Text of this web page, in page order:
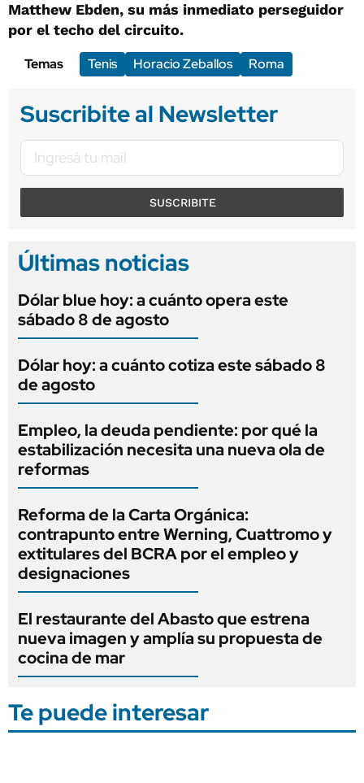
Matthew Ebden, su más inmediato perseguidor
por el techo del circuito.
Temas
Tenis Horacio Zeballos Roma
Suscribite al Newsletter
SUSCRIBITE
Últimas noticias
Dólar blue hoy: a cuánto opera este
sábado 8 de agosto
Dólar hoy: a cuánto cotiza este sábado 8
de agosto
Empleo, la deuda pendiente: por qué la
estabilización necesita una nueva ola de
reformas
Reforma de la Carta Orgánica:
contrapunto entre Werning, Cuattromo y
extitulares del BCRA por el empleo y
designaciones
El restaurante del Abasto que estrena
nueva imagen y amplía su propuesta de
cocina de mar
Te puede interesar